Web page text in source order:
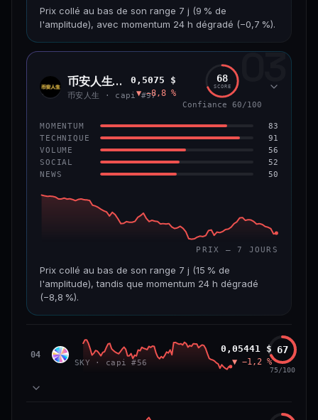
Prix collé au bas de son range 7 j (9 % de
l'amplitude), avec momentum 24 h dégradé (−0,7 %).
CAP. MARCHÉ VOLUME 24 H
VAR. 7 J VAR. 30 J
−22,2 %
VS ATH
−96,6 %
RANG CAPI.
#143
CONFIANCE 69/100
03
币安
人生
币安人生 (BinanceLife)
币安人生 · capi #97
0,5075 $
▼ −8,8 %
68
SCORE
Confiance 60/100
MOMENTUM 83
TECHNIQUE 91
VOLUME 56
SOCIAL 52
NEWS 50
PRIX — 7 JOURS
Prix collé au bas de son range 7 j (15 % de
l'amplitude), tandis que momentum 24 h dégradé
(−8,8 %).
508 M$ 8,7 M$
VAR. 7 J VAR. 30 J
04 SKY Sky
SKY · capi #56
0,05441 $
▼ −1,2 %
67
75/100
78